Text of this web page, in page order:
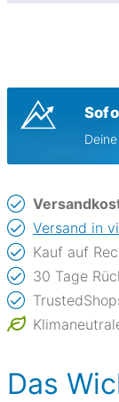
Versand in
Kauf auf
30 Tage
Das